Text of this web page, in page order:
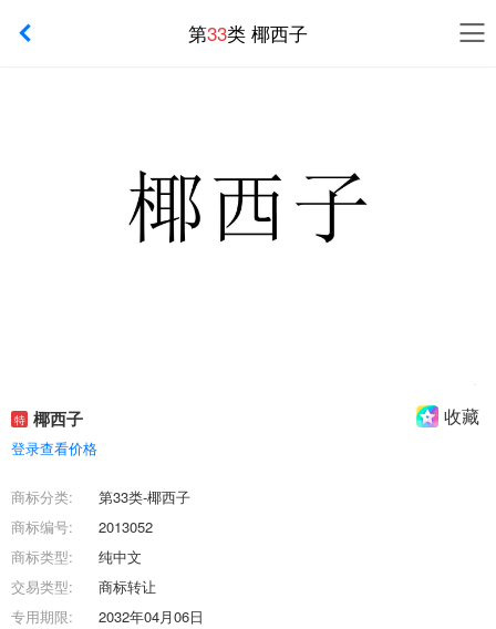
第33类 椰西子
特 椰西子 收藏
登录查看价格
商标分类:
第33类-椰西子
商标编号:
2013052
商标类型:
纯中文
交易类型:
商标转让
专用期限:
2032年04月06日